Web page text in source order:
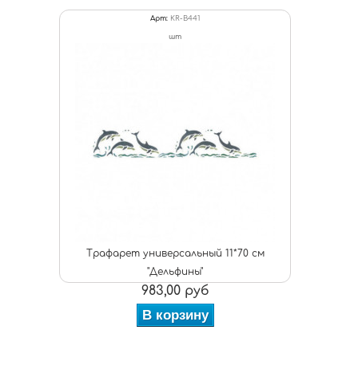
Арт: KR-B441
шт
Трафарет универсальный 11*70 см
"Дельфины"
983,00 руб
В корзину